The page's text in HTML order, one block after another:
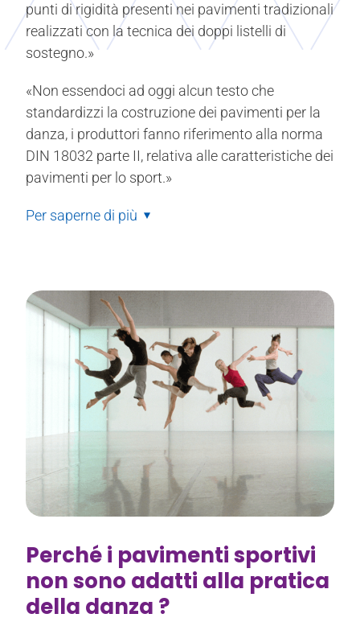
punti di rigidità presenti nei pavimenti tradizionali
realizzati con la tecnica dei doppi listelli di
sostegno.»
«Non essendoci ad oggi alcun testo che
standardizzi la costruzione dei pavimenti per la
danza, i produttori fanno riferimento alla norma
DIN 18032 parte II, relativa alle caratteristiche dei
pavimenti per lo sport.»
Per saperne di più
Perché i pavimenti sportivi
non sono adatti alla pratica
della danza ?